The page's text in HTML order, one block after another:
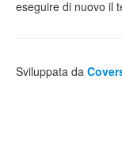
eseguire di nuovo il
Sviluppata da